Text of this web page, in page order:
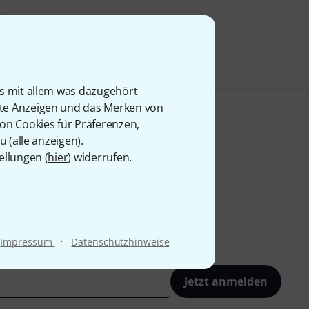
mit allem was dazugehört
Anzeigen und das Merken von
Cookies für Präferenzen,
(alle anzeigen).
(hier) widerrufen.
Impressum · Datenschutzhinweise
€
Jetzt anmelden